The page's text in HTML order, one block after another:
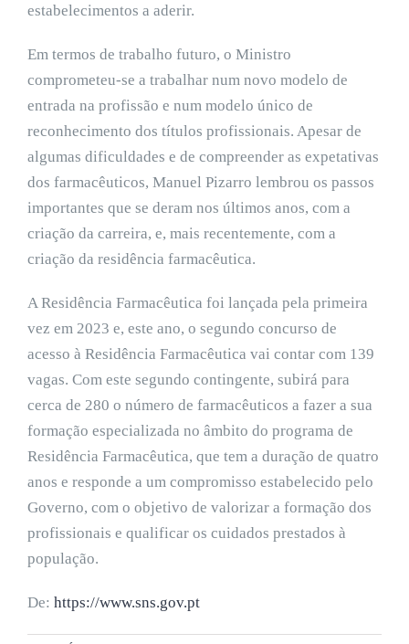
estabelecimentos a aderir.
Em termos de trabalho futuro, o Ministro
comprometeu-se a trabalhar num novo modelo de
entrada na profissão e num modelo único de
reconhecimento dos títulos profissionais. Apesar de
algumas dificuldades e de compreender as expetativas
dos farmacêuticos, Manuel Pizarro lembrou os passos
importantes que se deram nos últimos anos, com a
criação da carreira, e, mais recentemente, com a
criação da residência farmacêutica.
A Residência Farmacêutica foi lançada pela primeira
vez em 2023 e, este ano, o segundo concurso de
acesso à Residência Farmacêutica vai contar com 139
vagas. Com este segundo contingente, subirá para
cerca de 280 o número de farmacêuticos a fazer a sua
formação especializada no âmbito do programa de
Residência Farmacêutica, que tem a duração de quatro
anos e responde a um compromisso estabelecido pelo
Governo, com o objetivo de valorizar a formação dos
profissionais e qualificar os cuidados prestados à
população.
De: https://www.sns.gov.pt